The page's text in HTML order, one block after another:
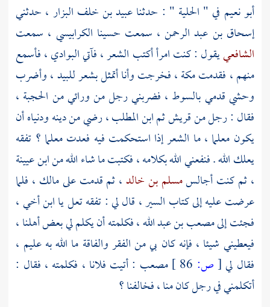
أبو نعيم في " الحلية " : حدثناعبيد بن خلف البزار ، حدثني
إسحاق بن عبد الرحمن ، سمعت حسينا الكرابيسي ، سمعت
الشافعييقول : كنت امرأ أكتب الشعر ، فآتي البوادي ، فأسمع
منهم ، فقدمتمكة، فخرجت وأنا أتمثل بشعرللبيد، وأضرب
وحشي قدمي بالسوط ، فضربني رجل من ورائي من الحجبة ،
فقال : رجل منقريشثمابن المطلب، رضي من دينه ودنياه أن
يكون معلما ، ما الشعر إذا استحكمت فيه فعدت معلما ؟ تفقه
يعلك الله . فنفعني الله بكلامه ، فكتبت ما شاء الله منابن عيينة
، ثم كنت أجالسمسلم بن خالد، ثم قدمت علىمالك ، فلما
عرضت عليه إلى كتاب السير ، قال لي : تفقه تعل يا ابن أخي ،
فجئت إلىمصعب بن عبد الله، فكلمته أن يكلم لي بعض أهلنا ،
فيعطيني شيئا ، فإنه كان بي من الفقر والفاقة ما الله به عليم ،
فقال لي[ص: مصعب : أتيت فلانا ، فكلمته ، فقال :
أتكلمني في رجل كان منا ، فخالفنا ؟